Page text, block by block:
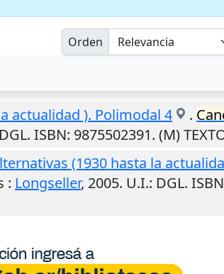
Orden
actualidad ). Polimodal 4 .
ISBN: 9875502391. (M)
(1930 hasta la
: Longseller, 2005. U.I.: DGL.